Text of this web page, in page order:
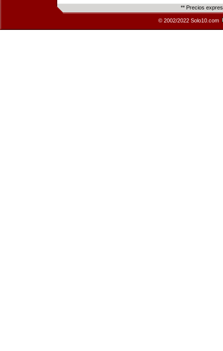
** Precios
© 2002/2022 Solo10.com